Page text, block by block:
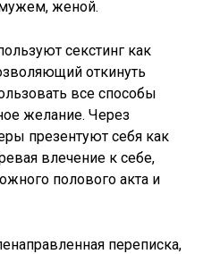
женой.
секстинг как
откинуть
все способы
желание. Через
презентуют себя как
влечение к себе,
полового акта и
переписка,